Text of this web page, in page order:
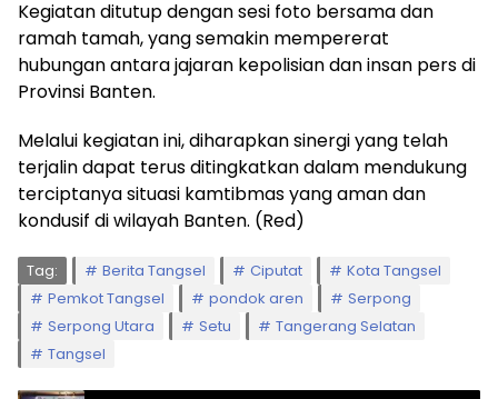
Kegiatan ditutup dengan sesi foto bersama dan
ramah tamah, yang semakin mempererat
hubungan antara jajaran kepolisian dan insan pers di
Provinsi Banten.
Melalui kegiatan ini, diharapkan sinergi yang telah
terjalin dapat terus ditingkatkan dalam mendukung
terciptanya situasi kamtibmas yang aman dan
kondusif di wilayah Banten. (Red)
Tag: Berita Tangsel Ciputat
Kota Tangsel
Pemkot Tangsel
pondok aren
Serpong
Serpong Utara
Setu
Tangerang Selatan
Tangsel